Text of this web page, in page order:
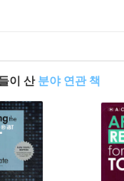
이 산 분야 연관 책